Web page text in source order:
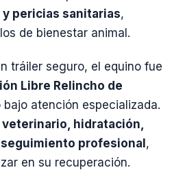
pericias sanitarias,
de bienestar animal.
tráiler seguro, el equino fue
Libre Relincho de
bajo atención especializada.
hidratación,
profesional ,
en su recuperación.